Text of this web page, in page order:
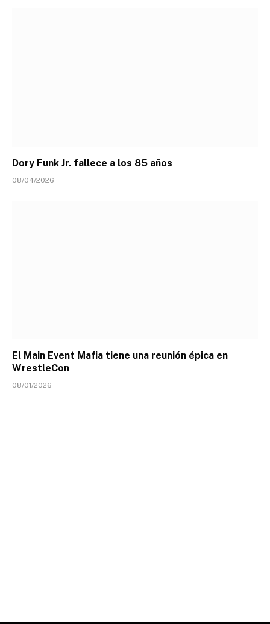
Dory Funk Jr. fallece a los 85 años
08/04/2026
El Main Event Mafia tiene una reunión épica en
WrestleCon
08/01/2026